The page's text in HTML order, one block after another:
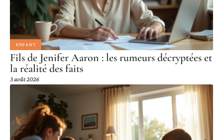
ENFANT
Fils de Jenifer Aaron : les rumeurs décryptées et
la réalité des faits
3 août 2026